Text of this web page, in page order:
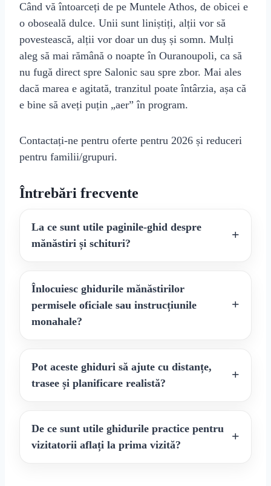
Când vă întoarceți de pe Muntele Athos, de obicei e
o oboseală dulce. Unii sunt liniștiți, alții vor să
povestească, alții vor doar un duș și somn. Mulți
aleg să mai rămână o noapte în Ouranoupoli, ca să
nu fugă direct spre Salonic sau spre zbor. Mai ales
dacă marea e agitată, tranzitul poate întârzia, așa că
e bine să aveți puțin „aer” în program.
Contactați-ne pentru oferte pentru 2026 și reduceri
pentru familii/grupuri.
Întrebări frecvente
La ce sunt utile paginile-ghid despre
mănăstiri și schituri?
Înlocuiesc ghidurile mănăstirilor
permisele oficiale sau instrucțiunile
monahale?
Pot aceste ghiduri să ajute cu distanțe,
trasee și planificare realistă?
De ce sunt utile ghidurile practice pentru
vizitatorii aflați la prima vizită?